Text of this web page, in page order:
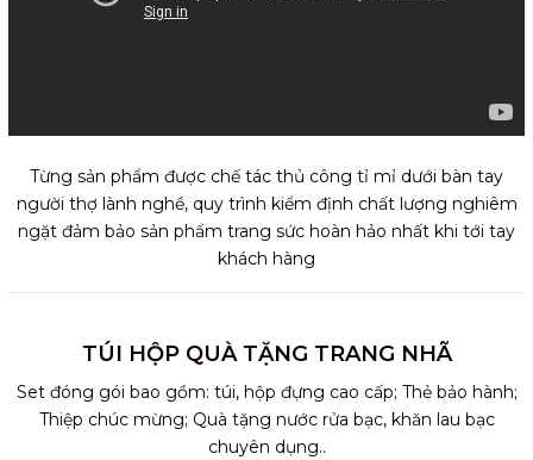
Từng sản phẩm được chế tác thủ công tỉ mỉ dưới bàn tay
người thợ lành nghề, quy trình kiểm định chất lượng nghiêm
ngặt đảm bảo sản phẩm trang sức hoàn hảo nhất khi tới tay
khách hàng
TÚI HỘP QUÀ TẶNG TRANG NHÃ
Set đóng gói bao gồm: túi, hộp đựng cao cấp; Thẻ bảo hành;
Thiệp chúc mừng; Quà tặng nước rửa bạc, khăn lau bạc
chuyên dụng..